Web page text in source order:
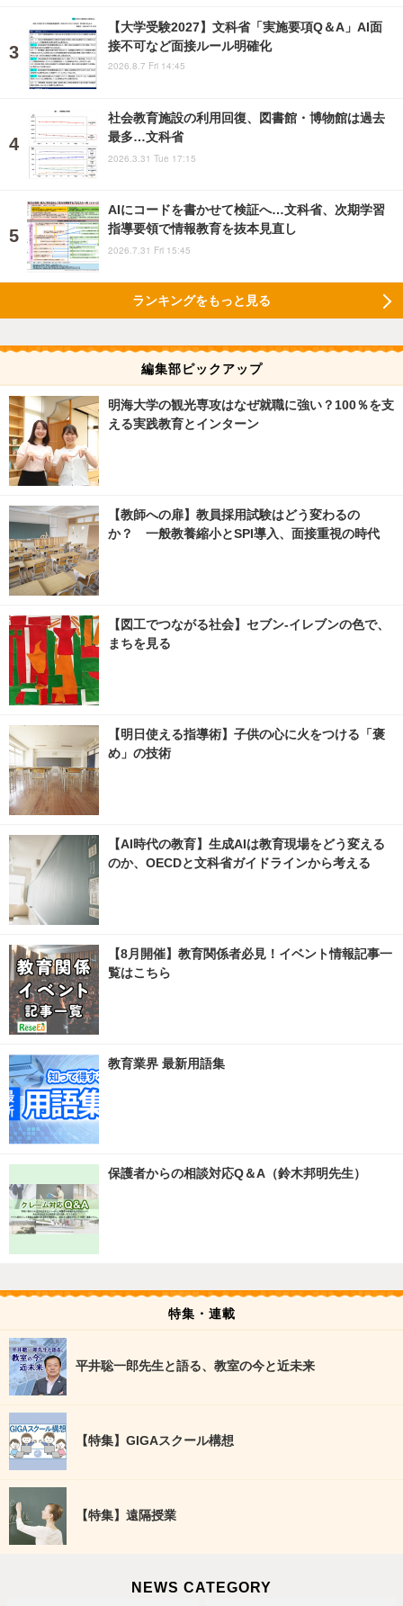
【大学受験2027】文科省「実施要項Q＆A」AI面
接不可など面接ルール明確化
2026.8.7 Fri 14:45
社会教育施設の利用回復、図書館・博物館は過去
最多…文科省
2026.3.31 Tue 17:15
AIにコードを書かせて検証へ…文科省、次期学習
指導要領で情報教育を抜本見直し
2026.7.31 Fri 15:45
ランキングをもっと見る
編集部ピックアップ
明海大学の観光専攻はなぜ就職に強い？100％を支
える実践教育とインターン
【教師への扉】教員採用試験はどう変わるの
か？ 一般教養縮小とSPI導入、面接重視の時代
【図工でつながる社会】セブン‐イレブンの色で、
まちを見る
【明日使える指導術】子供の心に火をつける「褒
め」の技術
【AI時代の教育】生成AIは教育現場をどう変える
のか、OECDと文科省ガイドラインから考える
【8月開催】教育関係者必見！イベント情報記事一
覧はこちら
教育業界 最新用語集
保護者からの相談対応Q＆A（鈴木邦明先生）
特集・連載
平井聡一郎先生と語る、教室の今と近未来
【特集】GIGAスクール構想
【特集】遠隔授業
NEWS CATEGORY